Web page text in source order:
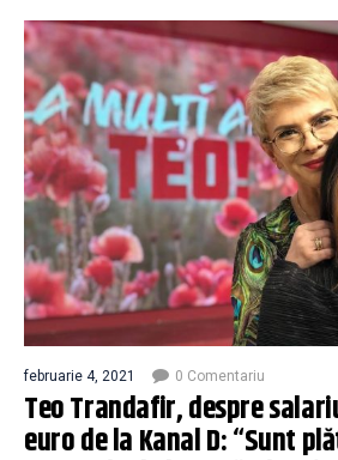
februarie 4, 2021 0 Comentariu
Teo Trandafir, despre
euro de la Kanal D: “Sunt